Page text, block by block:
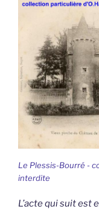
Le Plessis-Bourré -
interdite
L’acte qui suit est